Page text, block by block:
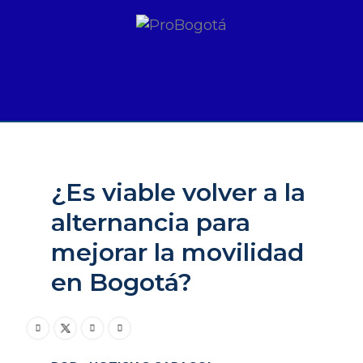
¿Es viable volver a la
alternancia para
mejorar la movilidad
en Bogotá?